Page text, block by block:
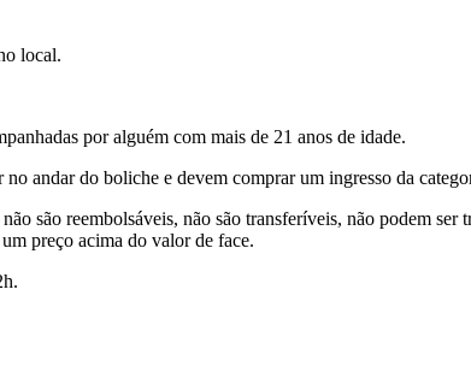
local.
por alguém com mais de 21 anos de idade.
andar do boliche e devem comprar um ingresso da
são reembolsáveis, não são transferíveis, não podem ser
preço acima do valor de face.